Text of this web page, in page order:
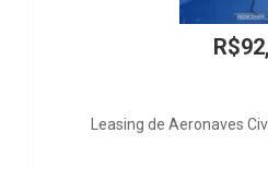
Leasing de Aeronaves